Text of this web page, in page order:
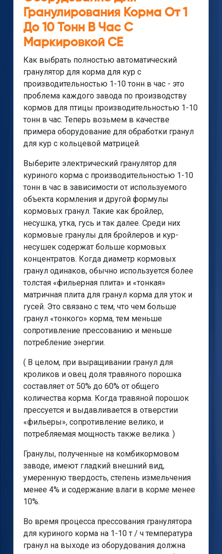
Гранулирования Корма От 1
До 10 Тонн В Час С
Маркировкой CE
Как выбрать полностью автоматический
гранулятор для корма для кур с
производительностью 1-10 тонн в час - это
проблема каждого завода по производству
кормов для птицы производительностью 1-10
тонн в час. Теперь возьмем в качестве
примера оборудование для обработки гранул
для кур с кольцевой матрицей.
Выберите электрический гранулятор для
куриного корма с производительностью 1-10
тонн в час в зависимости от используемого
объекта кормления и другой формулы
кормовых гранул. Такие как бройлер,
несушка, утка, гусь и так далее. Среди них
кормовые гранулы для бройлеров и кур-
несушек содержат больше кормовых
концентратов. Когда диаметр кормовых
гранул одинаков, обычно используется более
толстая «фильерная плита» и «тонкая»
матричная плита для гранул корма для уток и
гусей. Это связано с тем, что чем больше
гранул «тонкого» корма, тем меньше
сопротивление прессованию и меньше
потребление энергии.
( В целом, при выращивании гранул для
кроликов и овец доля травяного порошка
составляет от 50% до 60% от общего
количества корма. Когда травяной порошок
прессуется и выдавливается в отверстии
«фильеры», сопротивление велико, и
потребляемая мощность также велика. )
Гранулы, полученные на комбикормовом
заводе, имеют гладкий внешний вид,
умеренную твердость, степень измельчения
менее 4% и содержание влаги в корме менее
10%.
Во время процесса прессования гранулятора
для куриного корма на 1-10 т / ч температура
гранул на выходе из оборудования должна